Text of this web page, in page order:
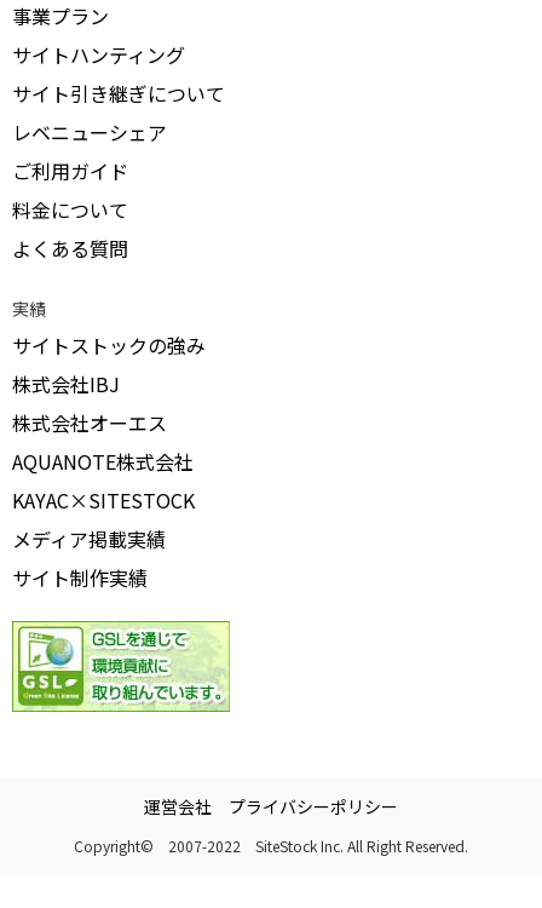
事業プラン
サイトハンティング
サイト引き継ぎについて
レベニューシェア
ご利用ガイド
料金について
よくある質問
実績
サイトストックの強み
株式会社IBJ
株式会社オーエス
AQUANOTE株式会社
KAYAC×SITESTOCK
メディア掲載実績
サイト制作実績
運営会社 プライバシーポリシー
Copyright© 2007-2022 SiteStock Inc. All Right Reserved.